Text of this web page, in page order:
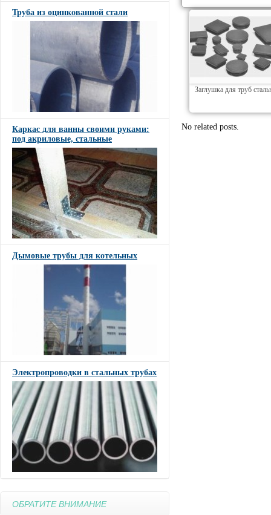
Труба из оцинкованной стали
Каркас для ванны своими руками:
под акриловые, стальные
Дымовые трубы для котельных
Электропроводки в стальных трубах
ОБРАТИТЕ ВНИМАНИЕ
Заглушка для труб
No related posts.